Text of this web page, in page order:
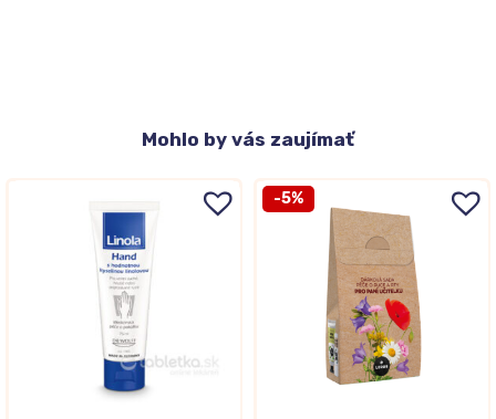
Mohlo by vás zaujímať
-5%